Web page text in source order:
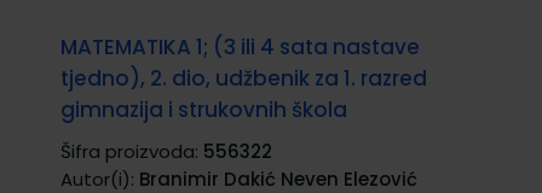
MATEMATIKA 1; (3 ili 4 sata nastave
tjedno), 2. dio, udžbenik za 1. razred
gimnazija i strukovnih škola
Šifra proizvoda: 556322
Autor(i): Branimir Dakić Neven Elezović